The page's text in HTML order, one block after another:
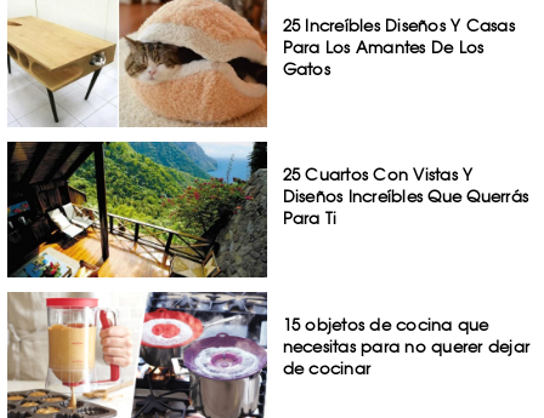
25 Increíbles Diseños Y Casas
Para Los Amantes De Los
Gatos
25 Cuartos Con Vistas Y
Diseños Increíbles Que Querrás
Para Ti
15 objetos de cocina que
necesitas para no querer dejar
de cocinar